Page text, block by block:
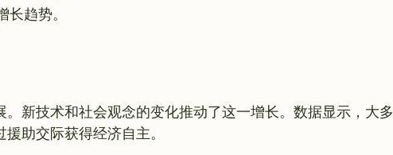
趋势。
新技术和社会观念的变化推动了这一增长。数据显示，大多
助交际获得经济自主。